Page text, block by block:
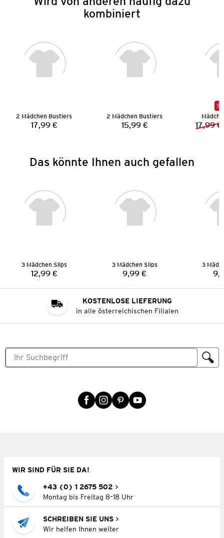
kombiniert
2 Mädchen Bustiers
Preis:
17,99 €
2 Mädchen Bustiers
Preis:
15,99 € 17,99 €
Das könnte Ihnen auch gefallen
3 Mädchen Slips
Preis:
12,99 €
3 Mädchen Slips
Preis:
9,99 €
3
KOSTENLOSE LIEFERUNG
in alle österreichischen Filialen
WIR SIND FÜR SIE DA!
+43 (0) 1 2675 502
Montag bis Freitag 8–18 Uhr
SCHREIBEN SIE UNS
Wir helfen Ihnen weiter